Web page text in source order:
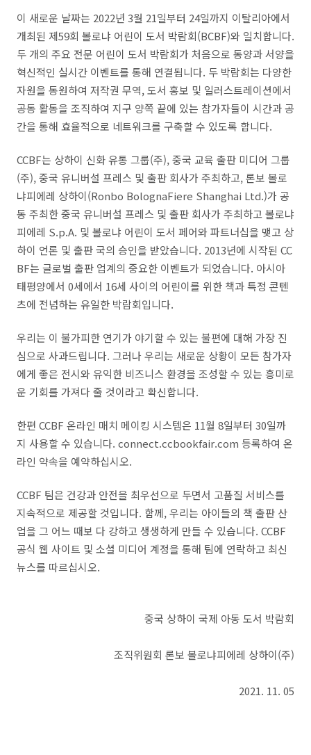
이 새로운 날짜는 2022년 3월 21일부터 24일까지 이탈리아에서
개최된 제59회 볼로냐 어린이 도서 박람회(BCBF)와 일치합니다.
두 개의 주요 전문 어린이 도서 박람회가 처음으로 동양과 서양을
혁신적인 실시간 이벤트를 통해 연결됩니다. 두 박람회는 다양한
자원을 동원하여 저작권 무역, 도서 홍보 및 일러스트레이션에서
공동 활동을 조직하여 지구 양쪽 끝에 있는 참가자들이 시간과 공
간을 통해 효율적으로 네트워크를 구축할 수 있도록 합니다.
CCBF는 상하이 신화 유통 그룹(주), 중국 교육 출판 미디어 그룹
(주), 중국 유니버설 프레스 및 출판 회사가 주최하고, 론보 볼로
냐피에레 상하이(Ronbo BolognaFiere Shanghai Ltd.)가 공
동 주최한 중국 유니버설 프레스 및 출판 회사가 주최하고 볼로냐
피에레 S.p.A. 및 볼로냐 어린이 도서 페어와 파트너십을 맺고 상
하이 언론 및 출판 국의 승인을 받았습니다. 2013년에 시작된 CC
BF는 글로벌 출판 업계의 중요한 이벤트가 되었습니다. 아시아
태평양에서 0세에서 16세 사이의 어린이를 위한 책과 특정 콘텐
츠에 전념하는 유일한 박람회입니다.
우리는 이 불가피한 연기가 야기할 수 있는 불편에 대해 가장 진
심으로 사과드립니다. 그러나 우리는 새로운 상황이 모든 참가자
에게 좋은 전시와 유익한 비즈니스 환경을 조성할 수 있는 흥미로
운 기회를 가져다 줄 것이라고 확신합니다.
한편 CCBF 온라인 매치 메이킹 시스템은 11월 8일부터 30일까
지 사용할 수 있습니다. connect.ccbookfair.com 등록하여 온
라인 약속을 예약하십시오.
CCBF 팀은 건강과 안전을 최우선으로 두면서 고품질 서비스를
지속적으로 제공할 것입니다. 함께, 우리는 아이들의 책 출판 산
업을 그 어느 때보 다 강하고 생생하게 만들 수 있습니다. CCBF
공식 웹 사이트 및 소셜 미디어 계정을 통해 팀에 연락하고 최신
뉴스를 따르십시오.
중국 상하이 국제 아동 도서 박람회
조직위원회 론보 볼로냐피에레 상하이(주)
2021. 11. 05